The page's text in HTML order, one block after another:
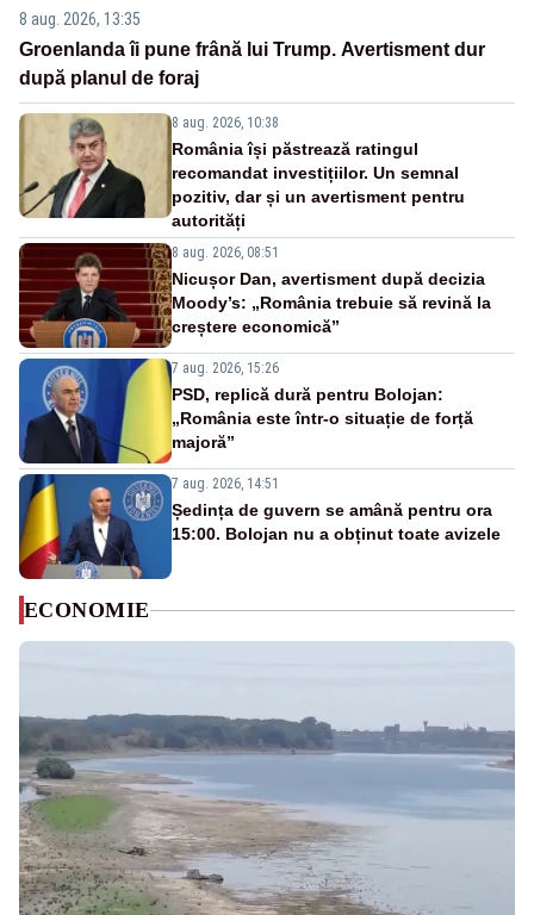
8 aug. 2026, 13:35
Groenlanda îi pune frână lui Trump. Avertisment dur
după planul de foraj
8 aug. 2026, 10:38
România își păstrează ratingul
recomandat investițiilor. Un semnal
pozitiv, dar și un avertisment pentru
autorități
8 aug. 2026, 08:51
Nicușor Dan, avertisment după decizia
Moody’s: „România trebuie să revină la
creștere economică”
7 aug. 2026, 15:26
PSD, replică dură pentru Bolojan:
„România este într-o situație de forță
majoră”
7 aug. 2026, 14:51
Ședința de guvern se amână pentru ora
15:00. Bolojan nu a obținut toate avizele
ECONOMIE